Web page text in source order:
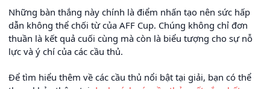
Những bàn thắng này chính là điểm nhấn tạo nên sức hấp
dẫn không thể chối từ của AFF Cup. Chúng không chỉ đơn
thuần là kết quả cuối cùng mà còn là biểu tượng cho sự nỗ
lực và ý chí của các cầu thủ.
Để tìm hiểu thêm về các cầu thủ nổi bật tại giải, bạn có thể